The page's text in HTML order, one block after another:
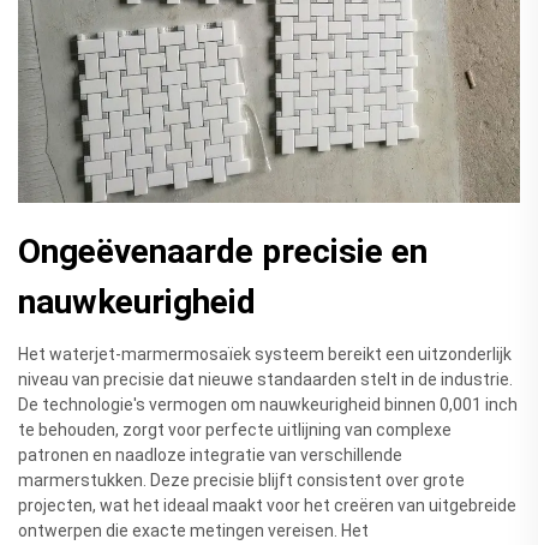
Ongeëvenaarde precisie en
nauwkeurigheid
Het waterjet-marmermosaïek systeem bereikt een uitzonderlijk
niveau van precisie dat nieuwe standaarden stelt in de industrie.
De technologie's vermogen om nauwkeurigheid binnen 0,001 inch
te behouden, zorgt voor perfecte uitlijning van complexe
patronen en naadloze integratie van verschillende
marmerstukken. Deze precisie blijft consistent over grote
projecten, wat het ideaal maakt voor het creëren van uitgebreide
ontwerpen die exacte metingen vereisen. Het